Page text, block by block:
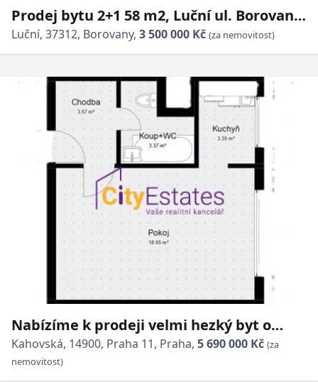
Prodej bytu 2+1 58 m2, Luční ul. Borovany,
České Budějovice
Luční, 37312, Borovany, 3 500 000 Kč (za nemovitost)
Nabízíme k prodeji velmi hezký byt o
dispozici 1+kk s krásným výhledem na
město.
Kahovská, 14900, Praha 11, Praha, 5 690 000 Kč (za
nemovitost)